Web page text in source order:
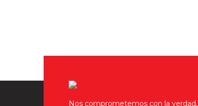
Nos comprometemos con la verdad,